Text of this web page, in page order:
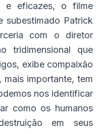
e eficazes, o filme
subestimado Patrick
com o diretor
tridimensional que
exibe compaixão
mais importante, tem
nos identificar
como os humanos
em seus